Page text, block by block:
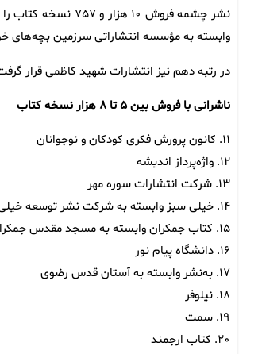
نشر چشمه فروش
وابسته به مؤسسه انتشاراتی سرزمین بچه‌های خوشحال با فروش ۱۰ هزار و ۵۱۵
در رتبه دهم نیز انتشارات شهید کاظمی قرار گرفت که موفق به فروش ۹ هزار و ۵۷ نسخه کتاب در
ناشرانی با فروش بین ۵ تا ۸ هزار نسخه کتاب
۱۱. کانون پرورش فکری کودکان و نوجوانان
۱۲. واژه‌پرداز اندیشه
۱۳. شرکت انتشارات سوره مهر
۱۴. خیلی سبز وابسته به شرکت نشر توسعه خیلی سبز
۱۵. کتاب جمکران وابسته به مسجد مقدس جمکران
۱۶. دانشگاه پیام نور
۱۷. به‌نشر وابسته به آستان قدس رضوی
۱۸. نیلوفر
۱۹. سمت
۲۰. کتاب ارجمند